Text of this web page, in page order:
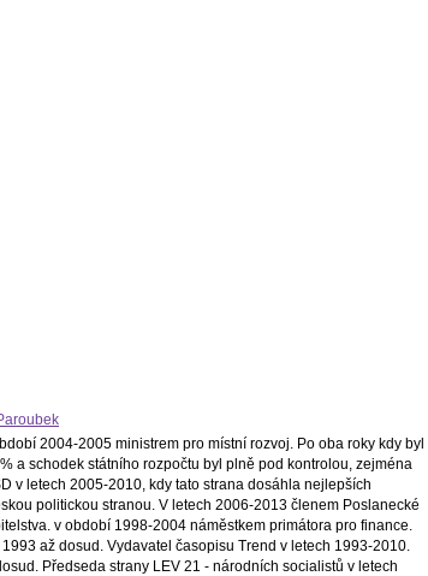
2004-2005 ministrem pro místní rozvoj. Po oba roky kdy byl
a schodek státního rozpočtu byl plně pod kontrolou, zejména
v letech 2005-2010, kdy tato strana dosáhla nejlepších
politickou stranou. V letech 2006-2013 členem Poslanecké
v období 1998-2004 náměstkem primátora pro finance.
až dosud. Vydavatel časopisu Trend v letech 1993-2010.
Předseda strany LEV 21 - národních socialistů v letech